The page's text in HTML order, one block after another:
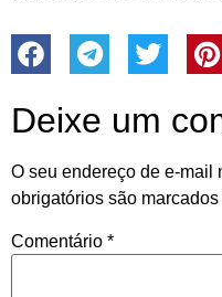
Deixe um
O seu endereço de e-mail
obrigatórios são marcados
Comentário *